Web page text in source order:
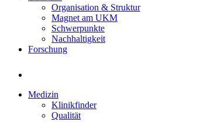
Organisation & Struktur
Magnet am UKM
Schwerpunkte
Nachhaltigkeit
Forschung
Medizin
Klinikfinder
Qualität